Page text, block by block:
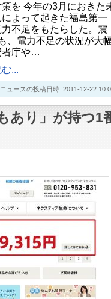
を 今年の3月におきた
よって起きた福島第一
不足をもたらした。震
、電力不足の状況が大
者庁や…
...
ュースの投稿日時: 2011-12-22
あり」が持つ1